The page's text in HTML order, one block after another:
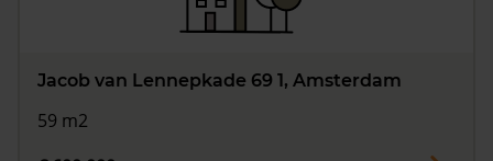
Jacob van Lennepkade 69 1, Amsterdam
59 m2